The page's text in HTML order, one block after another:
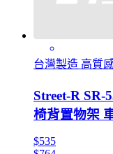
台灣製造 高質
Street-R SR-
椅背置物架
$535